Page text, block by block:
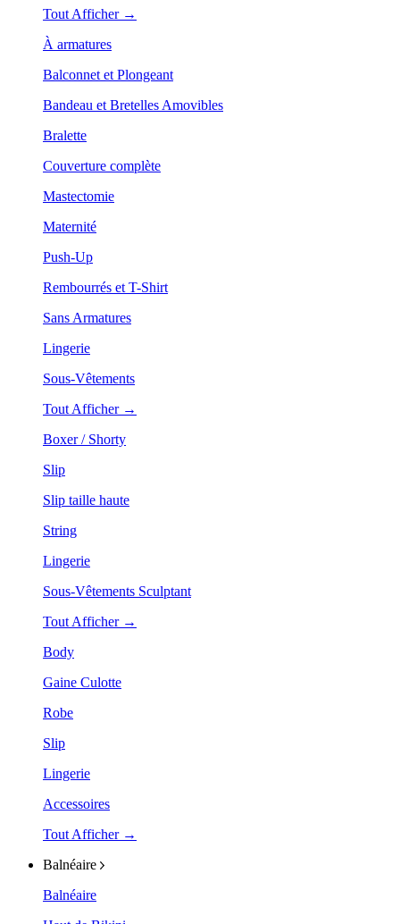
Tout Afficher →
À armatures
Balconnet et Plongeant
Bandeau et Bretelles Amovibles
Bralette
Couverture complète
Mastectomie
Maternité
Push-Up
Rembourrés et T-Shirt
Sans Armatures
Lingerie
Sous-Vêtements
Tout Afficher →
Boxer / Shorty
Slip
Slip taille haute
String
Lingerie
Sous-Vêtements Sculptant
Tout Afficher →
Body
Gaine Culotte
Robe
Slip
Lingerie
Accessoires
Tout Afficher →
Balnéaire
Balnéaire